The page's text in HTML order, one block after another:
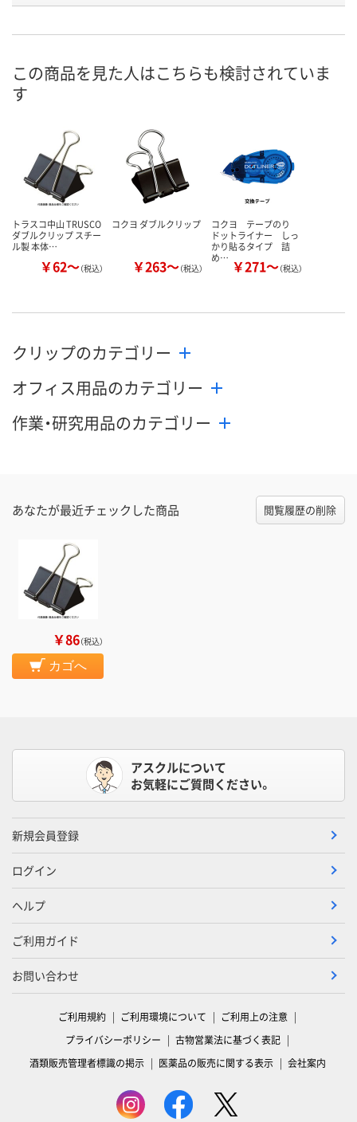
P335801 P335802 P335795
在庫 あり あり あり
お届け日
数量
カゴへ カゴへ
この商品を見た人はこちらも検討されていま
す
トラスコ中山 TRUSCO
ダブルクリップ スチー
ル製 本体…
￥62～（税込）
コクヨ ダブルクリップ
￥263～（税込）
コクヨ テープのり
ドットライナー しっ
かり貼るタイプ 詰
め… ￥271～（税込）
クリップのカテゴリー
オフィス用品のカテゴリー
作業・研究用品のカテゴリー
あなたが最近チェックした商品 閲覧履歴の削除
￥86（税込）
カゴへ
アスクルについて
お気軽にご質問ください。
新規会員登録
ログイン
ヘルプ
ご利用ガイド
お問い合わせ
ご利用規約 ご利用環境について
ご利用上の注意
プライバシーポリシー
古物営業法に基づく表記
酒類販売管理者標識の掲示
医薬品の販売に関する表示 会社案内